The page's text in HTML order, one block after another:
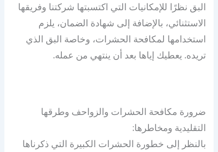
البق نظرًا للإمكانيات التي اكتسبتها شركتنا وفريقها
الاستثنائي، بالإضافة إلى شهادة الضمان، يلزم
استخدامها لمكافحة الحشرات، وخاصة البق الذي
تريده. يعطيك إياها بعد أن ينتهي من عمله.
ضرورة مكافحة الحشرات والزواحف وطرقها
التقليدية ومخاطرها:
بالنظر إلى خطورة الحشرات الكبيرة التي ذكرناها